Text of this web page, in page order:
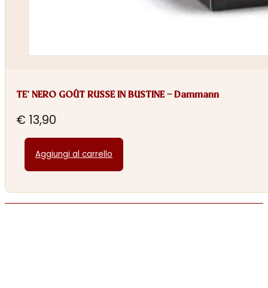
TE’ NERO GOÛT RUSSE IN BUSTINE – Dammann
€ 13,90
Aggiungi al carrello